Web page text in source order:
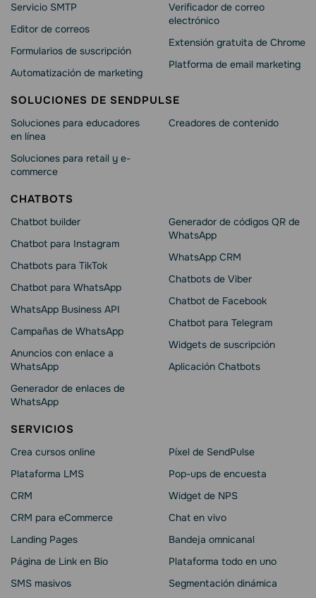
Servicio SMTP
Editor de correos
Formularios de suscripción
Automatización de marketing
Verificador de correo
electrónico
Extensión gratuita de Chrome
Platforma de email marketing
SOLUCIONES DE SENDPULSE
Soluciones para educadores
en línea
Soluciones para retail y e-
commerce
Creadores de contenido
CHATBOTS
Chatbot builder
Chatbot para Instagram
Chatbots para TikTok
Chatbot para WhatsApp
WhatsApp Business API
Campañas de WhatsApp
Anuncios con enlace a
WhatsApp
Generador de enlaces de
WhatsApp
Generador de códigos QR de
WhatsApp
WhatsApp CRM
Chatbots de Viber
Chatbot de Facebook
Chatbot para Telegram
Widgets de suscripción
Aplicación Chatbots
SERVICIOS
Crea cursos online
Plataforma LMS
CRM
CRM para eCommerce
Landing Pages
Página de Link en Bio
SMS masivos
Píxel de SendPulse
Pop-ups de encuesta
Widget de NPS
Chat en vivo
Bandeja omnicanal
Plataforma todo en uno
Segmentación dinámica